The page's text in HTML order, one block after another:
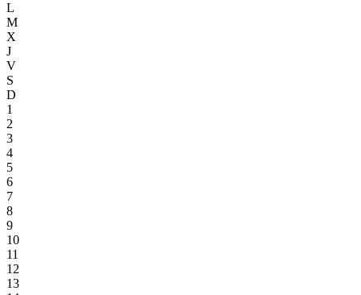
L
M
X
J
V
S
D
1
2
3
4
5
6
7
8
9
10
11
12
13